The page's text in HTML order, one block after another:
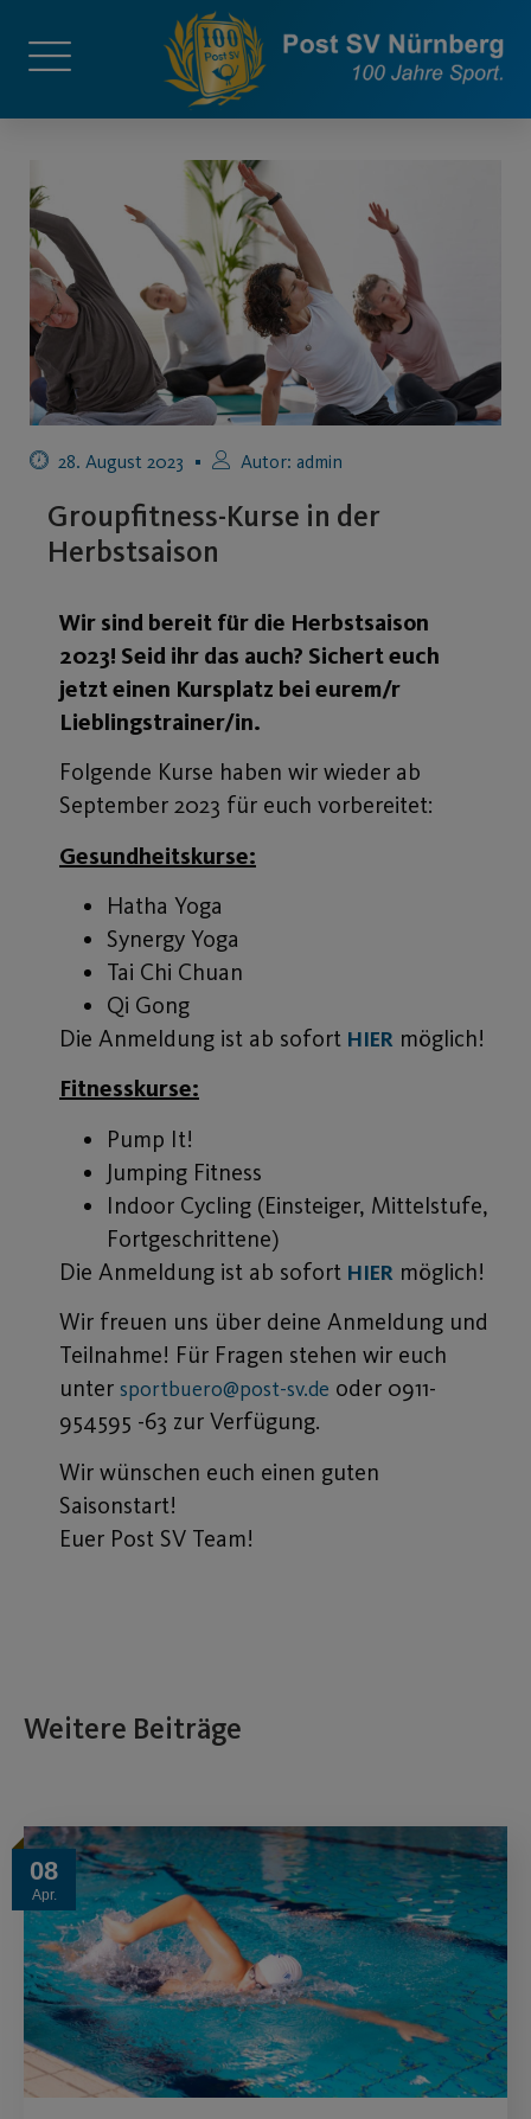
28. August 2023 Autor: admin
Groupfitness-Kurse in der
Herbstsaison
Wir sind bereit für die Herbstsaison
2023! Seid ihr das auch? Sichert euch
jetzt einen Kursplatz bei eurem/r
Lieblingstrainer/in.
Folgende Kurse haben wir wieder ab
September 2023 für euch vorbereitet:
Gesundheitskurse:
Hatha Yoga
Synergy Yoga
Tai Chi Chuan
Qi Gong
Die Anmeldung ist ab sofort HIER möglich!
Fitnesskurse:
Pump It!
Jumping Fitness
Indoor Cycling (Einsteiger, Mittelstufe,
Fortgeschrittene)
Die Anmeldung ist ab sofort HIER möglich!
Wir freuen uns über deine Anmeldung und
Teilnahme! Für Fragen stehen wir euch
unter sportbuero@post-sv.de oder 0911-
954595 -63 zur Verfügung.
Wir wünschen euch einen guten
Saisonstart!
Euer Post SV Team!
Weitere Beiträge
08
Apr.